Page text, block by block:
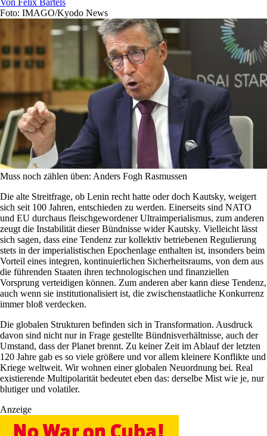
Foto: IMAGO/Kyodo News
Muss noch zählen üben: Anders Fogh Rasmussen
Die alte Streitfrage, ob Lenin recht hatte oder doch Kautsky, weigert
sich seit 100 Jahren, entschieden zu werden. Einerseits sind NATO
und EU durchaus fleischgewordener Ultraimperialismus, zum anderen
zeugt die Instabilität dieser Bündnisse wider ­Kautsky. Vielleicht lässt
sich sagen, dass eine Tendenz zur kollektiv betriebenen Regulierung
stets in der imperialistischen Epochenlage enthalten ist, insonders beim
Vorteil eines integren, kontinuierlichen Sicherheitsraums, von dem aus
die führenden Staaten ihren technologischen und finanziellen
Vorsprung verteidigen können. Zum anderen aber kann diese Tendenz,
auch wenn sie institutionalisiert ist, die zwischenstaatliche Konkurrenz
immer bloß verdecken.
Die globalen Strukturen befinden sich in Transformation. Ausdruck
davon sind nicht nur in Frage gestellte Bündnisverhältnisse, auch der
Umstand, dass der Planet brennt. Zu keiner Zeit im Ablauf der letzten
120 Jahre gab es so viele größere und vor allem kleinere Konflikte und
Kriege weltweit. Wir wohnen einer globalen Neuordnung bei. Real
existierende Multipolarität bedeutet eben das: derselbe Mist wie je, nur
blutiger und volatiler.
Anzeige